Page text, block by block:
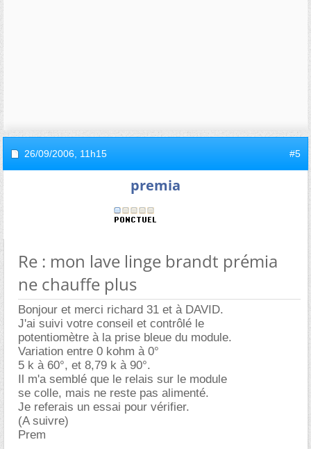
26/09/2006, 11h15 #5
premia
Re : mon lave linge brandt prémia
ne chauffe plus
Bonjour et merci richard 31 et à DAVID.
J'ai suivi votre conseil et contrôlé le
potentiomètre à la prise bleue du module.
Variation entre 0 kohm à 0°
5 k à 60°, et 8,79 k à 90°.
Il m'a semblé que le relais sur le module
se colle, mais ne reste pas alimenté.
Je referais un essai pour vérifier.
(A suivre)
Prem